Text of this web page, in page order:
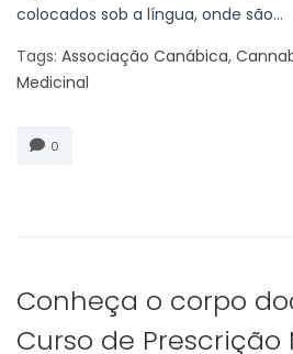
colocados sob a língua, onde são...
Tags: Associação Canábica,
Medicinal
0
Conheça o corpo
Curso de